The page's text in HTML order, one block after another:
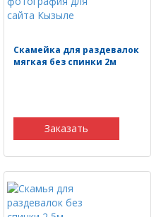
Скамейка для раздевалок
мягкая без спинки 2м
Заказать